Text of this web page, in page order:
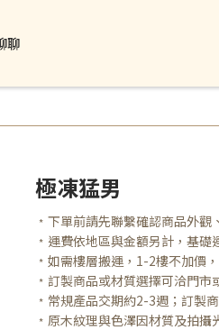
聊
極凍猛男
﹡下單前請先聯繫確認商品外觀
﹡運費依地區與金額另計，基
﹡如需樓層搬運，1-2樓不加價
﹡訂製商品或材質選擇可洽門市
﹡常規產品交期約2-3週；訂製
﹡原木紋理與色澤因材質及拍